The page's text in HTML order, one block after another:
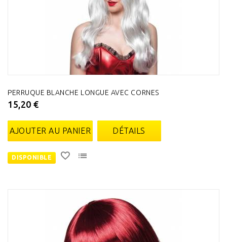
PERRUQUE BLANCHE LONGUE AVEC CORNES
15,20 €
AJOUTER AU PANIER DÉTAILS
DISPONIBLE